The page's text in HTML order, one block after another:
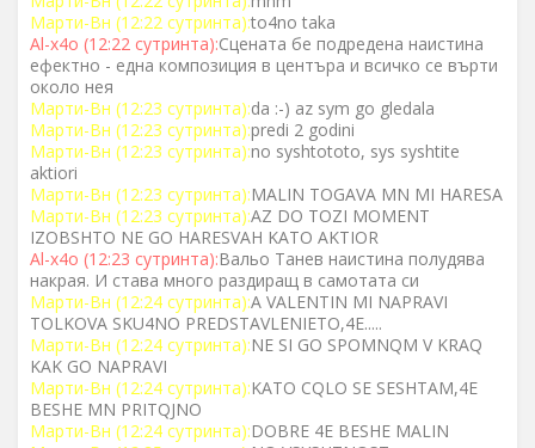
Марти-Вн (12:22 сутринта):to4no taka
Al-x4o (12:22 сутринта):Сцената бе подредена наистина
ефектно - една композиция в центъра и всичко се върти
около нея
Марти-Вн (12:23 сутринта):da :-) az sym go gledala
Марти-Вн (12:23 сутринта):predi 2 godini
Марти-Вн (12:23 сутринта):no syshtototо, sys syshtite
aktiori
Марти-Вн (12:23 сутринта):MALIN TOGAVA MN MI HARESA
Марти-Вн (12:23 сутринта):AZ DO TOZI MOMENT
IZOBSHTO NE GO HARESVAH KATO AKTIOR
Al-x4o (12:23 сутринта):Вальо Танев наистина полудява
накрая. И става много раздиращ в самотата си
Марти-Вн (12:24 сутринта):A VALENTIN MI NAPRAVI
TOLKOVA SKU4NO PREDSTAVLENIETO,4E.....
Марти-Вн (12:24 сутринта):NE SI GO SPOMNQM V KRAQ
KAK GO NAPRAVI
Марти-Вн (12:24 сутринта):KATO CQLO SE SESHTAM,4E
BESHE MN PRITQJNO
Марти-Вн (12:24 сутринта):DOBRE 4E BESHE MALIN